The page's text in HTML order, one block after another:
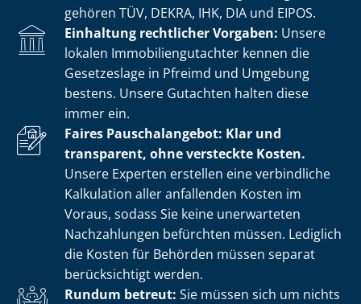
gehören TÜV, DEKRA, IHK, DIA und EIPOS.
Einhaltung rechtlicher Vorgaben: Unsere
lokalen Im­mo­bi­li­en­gut­ach­ter kennen die
Gesetzeslage in Pfreimd und Umgebung
bestens. Unsere Gutachten halten diese
immer ein.
Faires Pauschalangebot: Klar und
transparent, ohne versteckte Kosten.
Unsere Experten erstellen eine verbindliche
Kalkulation aller anfallenden Kosten im
Voraus, sodass Sie keine unerwarteten
Nachzahlungen befürchten müssen. Lediglich
die Kosten für Behörden müssen separat
berücksichtigt werden.
Rundum betreut: Sie müssen sich um nichts